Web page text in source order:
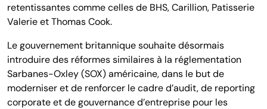
retentissantes comme celles de BHS, Carillion, Patisserie
Valerie et Thomas Cook.
Le gouvernement britannique souhaite désormais
introduire des réformes similaires à la réglementation
Sarbanes-Oxley (SOX) américaine, dans le but de
moderniser et de renforcer le cadre d’audit, de reporting
corporate et de gouvernance d’entreprise pour les